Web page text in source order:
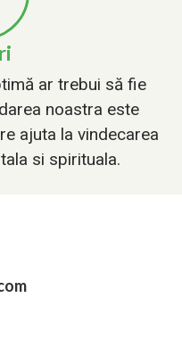
ar trebui să fie
noastra este
ajuta la vindecarea
si spirituala.